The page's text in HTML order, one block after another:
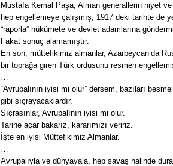
Mustafa Kemal Paşa, Alman generallerin niyet
hep engellemeye çalışmış, 1917 deki tarihte de
“raporla” hükümete ve devlet adamlarına
Fakat sonuç alamamıştır.
En son, müttefikimiz almanlar, Azarbeycan’da
bir toprağa giren Türk ordusunu resmen
…
“Avrupalının iyisi mi olur” dersem, bazıları
gibi sıçrayacaklardır.
Sıçrasınlar, Avrupalının iyisi mi olur.
Tarihe açar bakarız, kararımızı veririz.
İşte en iyisi Müttefikimiz Almanlar.
…
Avrupalıyla ve dünyayala, hep savaş halinde